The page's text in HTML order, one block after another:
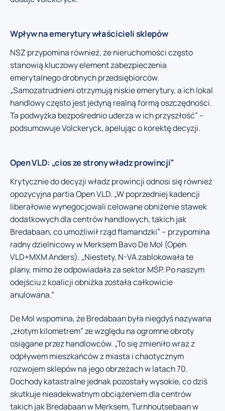
Wpływ na emerytury właścicieli sklepów
NSZ przypomina również, że nieruchomości często
stanowią kluczowy element zabezpieczenia
emerytalnego drobnych przedsiębiorców.
„Samozatrudnieni otrzymują niskie emerytury, a ich lokal
handlowy często jest jedyną realną formą oszczędności.
Ta podwyżka bezpośrednio uderza w ich przyszłość” –
podsumowuje Volckeryck, apelując o korektę decyzji.
Open VLD: „cios ze strony władz prowincji”
Krytycznie do decyzji władz prowincji odnosi się również
opozycyjna partia Open VLD. „W poprzedniej kadencji
liberałowie wynegocjowali celowane obniżenie stawek
dodatkowych dla centrów handlowych, takich jak
Bredabaan, co umożliwił rząd flamandzki” – przypomina
radny dzielnicowy w Merksem Bavo De Mol (Open
VLD+MXM Anders). „Niestety, N-VA zablokowała te
plany, mimo że odpowiadała za sektor MŚP. Po naszym
odejściu z koalicji obniżka została całkowicie
anulowana.”
De Mol wspomina, że Bredabaan była niegdyś nazywana
„złotym kilometrem” ze względu na ogromne obroty
osiągane przez handlowców. „To się zmieniło wraz z
odpływem mieszkańców z miasta i chaotycznym
rozwojem sklepów na jego obrzeżach w latach 70.
Dochody katastralne jednak pozostały wysokie, co dziś
skutkuje nieadekwatnym obciążeniem dla centrów
takich jak Bredabaan w Merksem, Turnhoutsebaan w